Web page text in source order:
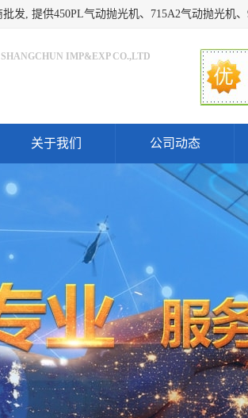
IMP&EXP CO.,LTD
关于我们 公司动态